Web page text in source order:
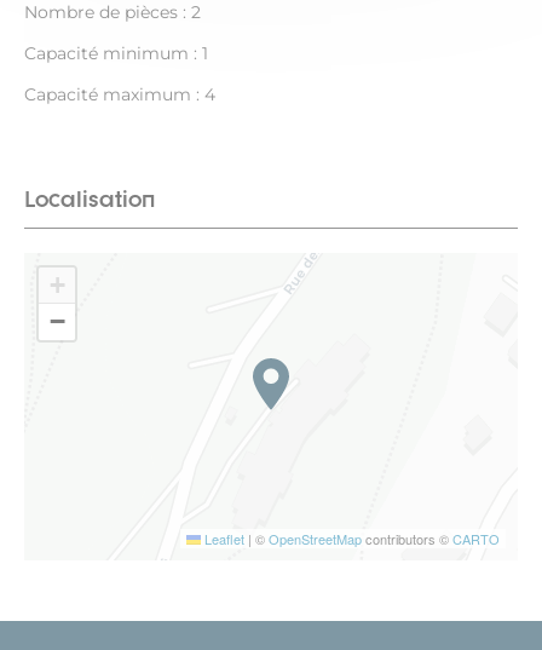
Nombre de pièces : 2
Capacité minimum : 1
Capacité maximum : 4
Localisation
+
−
Leaflet | ©OpenStreetMapcontributors ©CARTO